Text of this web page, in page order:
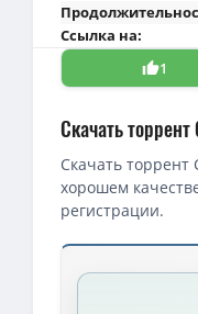
Ссылка на:
1
Скачать
Скачать
хорошем
регистрации.
Скачать торрент
Судный день /